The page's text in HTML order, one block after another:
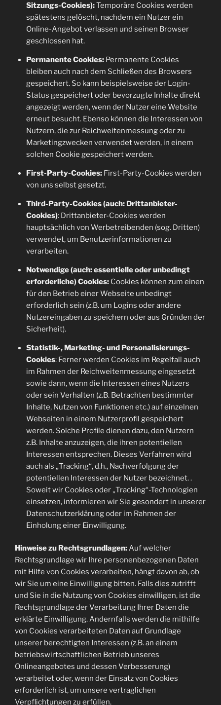
Sitzungs-Cookies):Temporäre Cookies werden
spätestens gelöscht, nachdem ein Nutzer ein
Online-Angebot verlassen und seinen Browser
geschlossen hat.
Permanente Cookies:Permanente Cookies
bleiben auch nach dem Schließen des Browsers
gespeichert. So kann beispielsweise der Login-
Status gespeichert oder bevorzugte Inhalte direkt
angezeigt werden, wenn der Nutzer eine Website
erneut besucht. Ebenso können die Interessen von
Nutzern, die zur Reichweitenmessung oder zu
Marketingzwecken verwendet werden, in einem
solchen Cookie gespeichert werden.
First-Party-Cookies:First-Party-Cookies werden
von uns selbst gesetzt.
Third-Party-Cookies (auch: Drittanbieter-
Cookies): Drittanbieter-Cookies werden
hauptsächlich von Werbetreibenden (sog. Dritten)
verwendet, um Benutzerinformationen zu
verarbeiten.
Notwendige (auch: essentielle oder unbedingt
erforderliche) Cookies:Cookies können zum einen
für den Betrieb einer Webseite unbedingt
erforderlich sein (z.B. um Logins oder andere
Nutzereingaben zu speichern oder aus Gründen der
Sicherheit).
Statistik-, Marketing- und Personalisierungs-
Cookies: Ferner werden Cookies im Regelfall auch
im Rahmen der Reichweitenmessung eingesetzt
sowie dann, wenn die Interessen eines Nutzers
oder sein Verhalten (z.B. Betrachten bestimmter
Inhalte, Nutzen von Funktionen etc.) auf einzelnen
Webseiten in einem Nutzerprofil gespeichert
werden. Solche Profile dienen dazu, den Nutzern
z.B. Inhalte anzuzeigen, die ihren potentiellen
Interessen entsprechen. Dieses Verfahren wird
auch als „Tracking“, d.h., Nachverfolgung der
potentiellen Interessen der Nutzer bezeichnet. .
Soweit wir Cookies oder „Tracking“-Technologien
einsetzen, informieren wir Sie gesondert in unserer
Datenschutzerklärung oder im Rahmen der
Einholung einer Einwilligung.
Hinweise zu Rechtsgrundlagen:Auf welcher
Rechtsgrundlage wir Ihre personenbezogenen Daten
mit Hilfe von Cookies verarbeiten, hängt davon ab, ob
wir Sie um eine Einwilligung bitten. Falls dies zutrifft
und Sie in die Nutzung von Cookies einwilligen, ist die
Rechtsgrundlage der Verarbeitung Ihrer Daten die
erklärte Einwilligung. Andernfalls werden die mithilfe
von Cookies verarbeiteten Daten auf Grundlage
unserer berechtigten Interessen (z.B. an einem
betriebswirtschaftlichen Betrieb unseres
Onlineangebotes und dessen Verbesserung)
verarbeitet oder, wenn der Einsatz von Cookies
erforderlich ist, um unsere vertraglichen
Verpflichtungen zu erfüllen.